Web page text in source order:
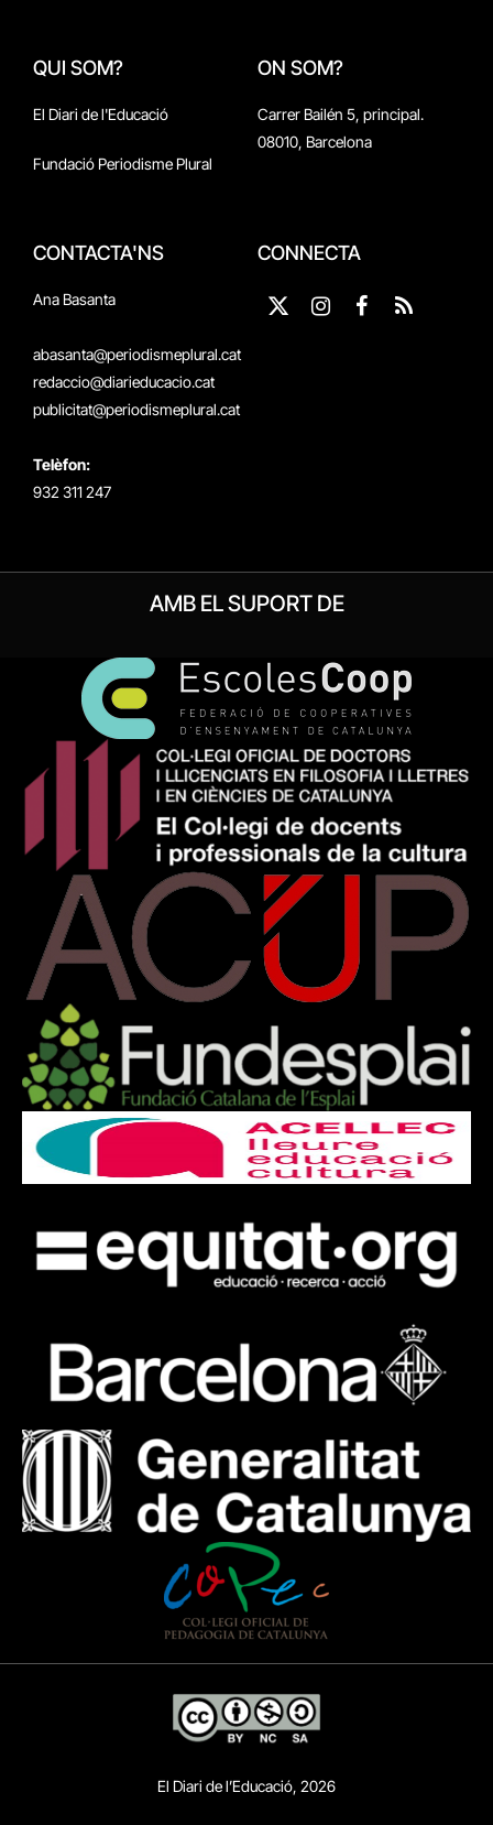
QUI SOM?
El Diari de l'Educació
Fundació Periodisme Plural
ON SOM?
Carrer Bailén 5, principal.
08010, Barcelona
CONTACTA'NS
Ana Basanta
abasanta@periodismeplural.cat
redaccio@diarieducacio.cat
publicitat@periodismeplural.cat
Telèfon:
932 311 247
CONNECTA
X
InstagramFacebook
RSS
AMB EL SUPORT DE
El Diari de l’Educació, 2026